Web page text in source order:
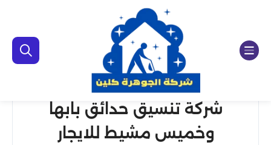
شركة تنسيق حدائق بابها
وخميس مشيط للايجار